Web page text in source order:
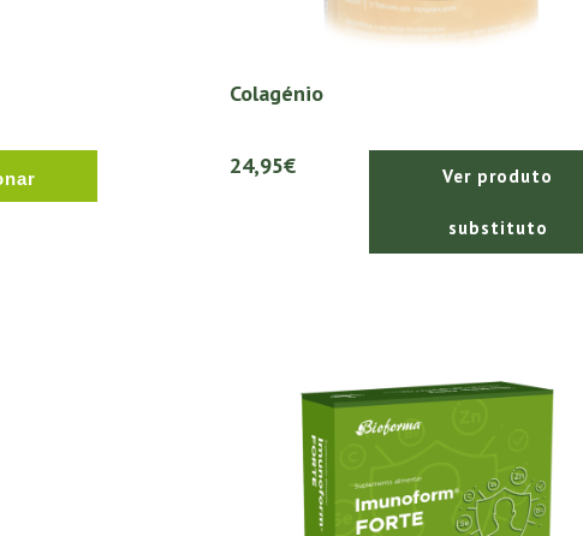
Colagénio
24,95€ Ver produto
substituto